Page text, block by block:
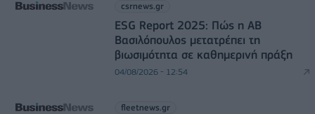
csrnews.gr
ESG Report 2025: Πώς η ΑΒ
Βασιλόπουλος μετατρέπει τη
βιωσιμότητα σε καθημερινή πράξη
04/08/2026 - 12:54
fleetnews.gr